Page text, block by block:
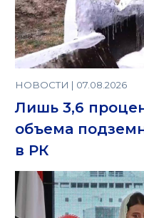
НОВОСТИ | 07.08.2026
Лишь 3,6
объема
в РК